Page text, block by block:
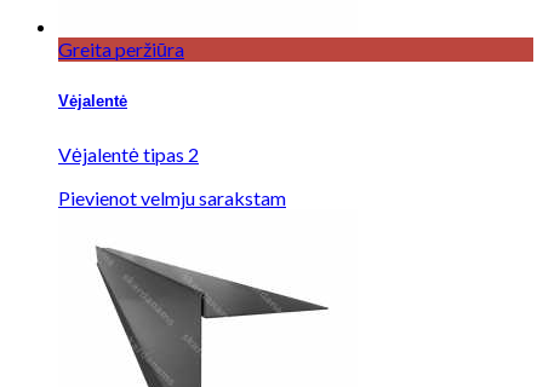
Greita peržiūra
Vėjalentė
Vėjalentė tipas 2
Pievienot velmju sarakstam